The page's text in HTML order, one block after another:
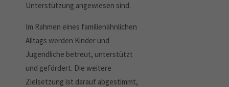
Unterstützung angewiesen sind.
Im Rahmen eines familienähnlichen
Alltags werden Kinder und
Jugendliche betreut, unterstützt
und gefördert. Die weitere
Zielsetzung ist darauf abgestimmt,